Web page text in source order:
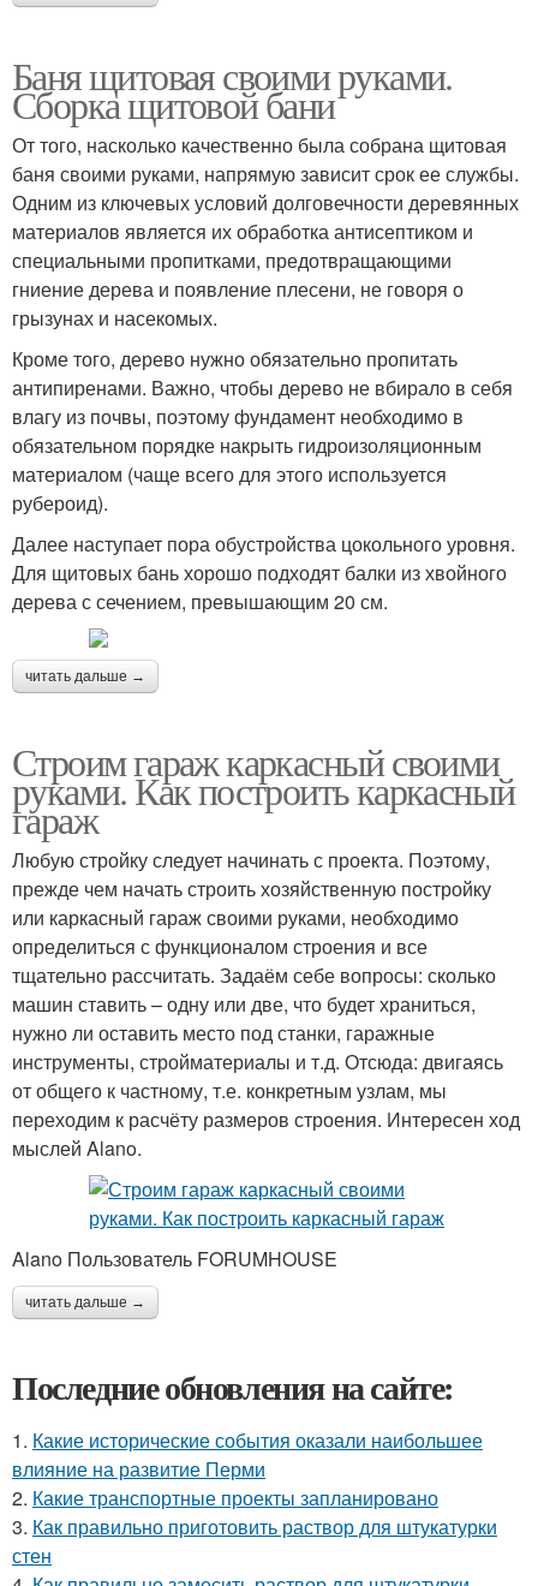
Баня щитовая своими руками.
Сборка щитовой бани
От того, насколько качественно была собрана щитовая
баня своими руками, напрямую зависит срок ее службы.
Одним из ключевых условий долговечности деревянных
материалов является их обработка антисептиком и
специальными пропитками, предотвращающими
гниение дерева и появление плесени, не говоря о
грызунах и насекомых.
Кроме того, дерево нужно обязательно пропитать
антипиренами. Важно, чтобы дерево не вбирало в себя
влагу из почвы, поэтому фундамент необходимо в
обязательном порядке накрыть гидроизоляционным
материалом (чаще всего для этого используется
рубероид).
Далее наступает пора обустройства цокольного уровня.
Для щитовых бань хорошо подходят балки из хвойного
дерева с сечением, превышающим 20 см.
читать дальше →
Строим гараж каркасный своими
руками. Как построить каркасный
гараж
Любую стройку следует начинать с проекта. Поэтому,
прежде чем начать строить хозяйственную постройку
или каркасный гараж своими руками, необходимо
определиться с функционалом строения и все
тщательно рассчитать. Задаём себе вопросы: сколько
машин ставить – одну или две, что будет храниться,
нужно ли оставить место под станки, гаражные
инструменты, стройматериалы и т.д. Отсюда: двигаясь
от общего к частному, т.е. конкретным узлам, мы
переходим к расчёту размеров строения. Интересен ход
мыслей Alano.
Alano Пользователь FORUMHOUSE
читать дальше →
Последние обновления на сайте:
1. Какие исторические события оказали наибольшее
влияние на развитие Перми
2. Какие транспортные проекты запланировано
3. Как правильно приготовить раствор для штукатурки
стен